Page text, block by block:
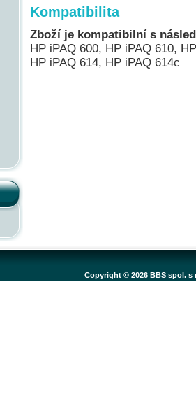
Kompatibilita
Zboží je kompatibilní s
HP iPAQ 600, HP iPAQ 610,
HP iPAQ 614, HP iPAQ 614c
Copyright © 2026 BBS spol. s